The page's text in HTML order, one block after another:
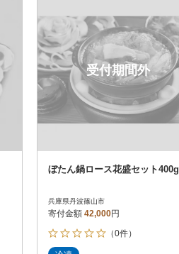
受付期間外
ぼたん鍋ロース花盛セット400g
兵庫県丹波篠山市
寄付金額 42,000円
（0件）